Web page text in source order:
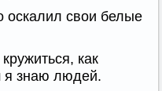
оскалил свои белые
как
я знаю людей.